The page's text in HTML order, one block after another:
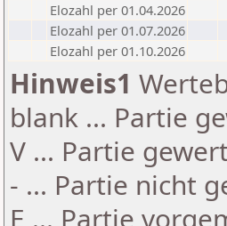
Elozahl per 01.04.2026
Elozahl per 01.07.2026
Elozahl per 01.10.2026
Hinweis1
blank ... Partie
V ... Partie
- ... Partie nicht
E ... Partie